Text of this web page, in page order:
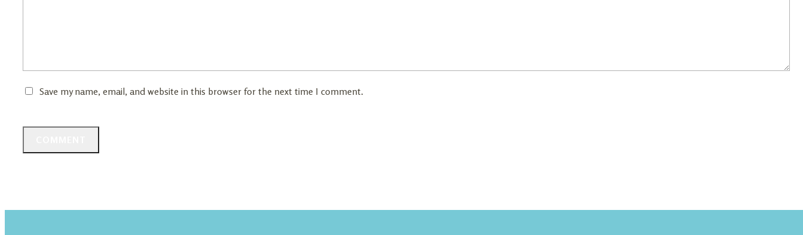
Save my name, email, and website in this browser for the next time I comment.